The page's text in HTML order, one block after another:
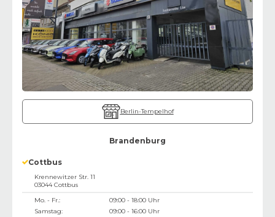
Berlin-Tempelhof
Brandenburg
Cottbus
Krennewitzer Str. 11
03044 Cottbus
Mo. - Fr.:
09:00 - 18:00 Uhr
Samstag:
09:00 - 16:00 Uhr